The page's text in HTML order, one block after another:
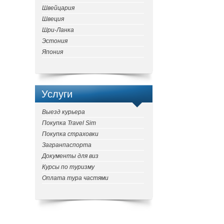
Швейцария
Швеция
Шри-Ланка
Эстония
Япония
Услуги
Выезд курьера
Покупка Travel Sim
Покупка страховки
Загранпаспорта
Документы для виз
Курсы по туризму
Оплата тура частями